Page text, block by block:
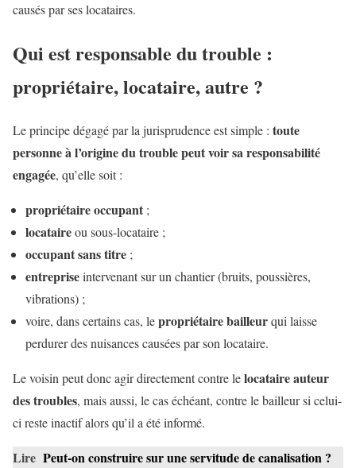
causés par ses locataires.
Qui est responsable du trouble :
propriétaire, locataire, autre ?
Le principe dégagé par la jurisprudence est simple : toute
personne à l’origine du trouble peut voir sa responsabilité
engagée, qu’elle soit :
propriétaire occupant ;
locataireou sous-locataire ;
occupant sans titre ;
entrepriseintervenant sur un chantier (bruits, poussières,
vibrations) ;
voire, dans certains cas, lepropriétaire bailleurqui laisse
perdurer des nuisances causées par son locataire.
Le voisin peut donc agir directement contre lelocataire auteur
des troubles, mais aussi, le cas échéant, contre le bailleur si celui-
ci reste inactif alors qu’il a été informé.
Lire Peut-on construire sur une servitude de canalisation ?